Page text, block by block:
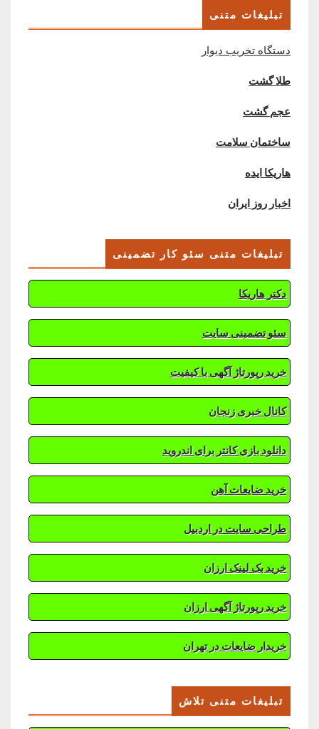
تبلیغات متنی
دستگاه تخریب دیوار
طلا گشت
عجم گشت
ساختمان سلامت
هاریکا ایده
اخبار روز ایران
تبلیغات متنی سئو کار تضمینی
دکتر هاریکا
سئو تضمینی سایت
خرید رپورتاژ آگهی با کیفیت
کانال خبری زنجان
دانلود بازی کانتر برای اندروید
خرید ضایعات آهن
طراحی سایت در اردبیل
خرید بک لینک ارزان
خرید رپورتاژ آگهی ارزان
خریدار ضایعات در تهران
تبلیغات متنی تلاش